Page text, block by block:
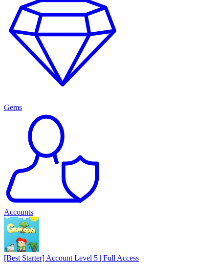
Gems
Accounts
[Best Starter] Account Level 5 | Full Access